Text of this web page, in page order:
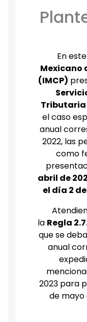
En
Mexicano
(IMCP)
Tributaria
el caso
anual
2022, las
como
abril de
el día 2
la Regla
que se
anual
2023 para
de mayo